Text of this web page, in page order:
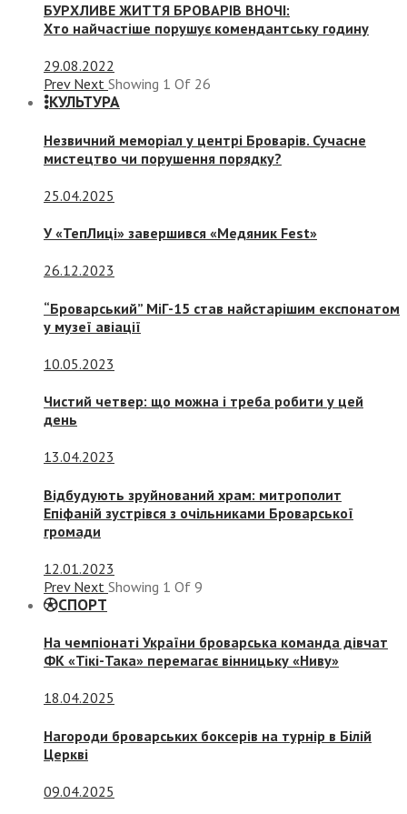
БУРХЛИВЕ ЖИТТЯ БРОВАРІВ ВНОЧІ:
Хто найчастіше порушує комендантську годину
29.08.2022
Prev Next Showing 1 Of 26
КУЛЬТУРА
Незвичний меморіал у центрі Броварів. Сучасне
мистецтво чи порушення порядку?
25.04.2025
У «ТепЛиці» завершився «Медяник Fest»
26.12.2023
“Броварський” МіГ-15 став найстарішим експонатом
у музеї авіації
10.05.2023
Чистий четвер: що можна і треба робити у цей
день
13.04.2023
Відбудують зруйнований храм: митрополит
Епіфаній зустрівся з очільниками Броварської
громади
12.01.2023
Prev Next Showing 1 Of 9
СПОРТ
На чемпіонаті України броварська команда дівчат
ФК «Тікі-Така» перемагає вінницьку «Ниву»
18.04.2025
Нагороди броварських боксерів на турнір в Білій
Церкві
09.04.2025